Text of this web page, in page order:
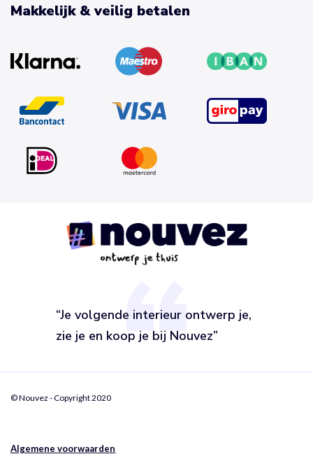
“Je volgende interieur ontwerp je,
zie je en koop je bij Nouvez”
Makkelijk & veilig betalen
© Nouvez - Copyright 2020
Algemene voorwaarden